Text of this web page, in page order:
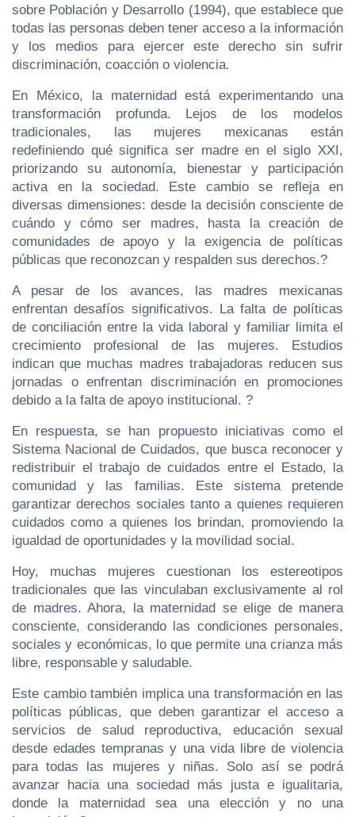
sobre Población y Desarrollo (1994), que establece que
todas las personas deben tener acceso a la información
y los medios para ejercer este derecho sin sufrir
discriminación, coacción o violencia.
En México, la maternidad está experimentando una
transformación profunda. Lejos de los modelos
tradicionales, las mujeres mexicanas están
redefiniendo qué significa ser madre en el siglo XXI,
priorizando su autonomía, bienestar y participación
activa en la sociedad. Este cambio se refleja en
diversas dimensiones: desde la decisión consciente de
cuándo y cómo ser madres, hasta la creación de
comunidades de apoyo y la exigencia de políticas
públicas que reconozcan y respalden sus derechos.?
A pesar de los avances, las madres mexicanas
enfrentan desafíos significativos. La falta de políticas
de conciliación entre la vida laboral y familiar limita el
crecimiento profesional de las mujeres. Estudios
indican que muchas madres trabajadoras reducen sus
jornadas o enfrentan discriminación en promociones
debido a la falta de apoyo institucional. ?
En respuesta, se han propuesto iniciativas como el
Sistema Nacional de Cuidados, que busca reconocer y
redistribuir el trabajo de cuidados entre el Estado, la
comunidad y las familias. Este sistema pretende
garantizar derechos sociales tanto a quienes requieren
cuidados como a quienes los brindan, promoviendo la
igualdad de oportunidades y la movilidad social.
Hoy, muchas mujeres cuestionan los estereotipos
tradicionales que las vinculaban exclusivamente al rol
de madres. Ahora, la maternidad se elige de manera
consciente, considerando las condiciones personales,
sociales y económicas, lo que permite una crianza más
libre, responsable y saludable.
Este cambio también implica una transformación en las
políticas públicas, que deben garantizar el acceso a
servicios de salud reproductiva, educación sexual
desde edades tempranas y una vida libre de violencia
para todas las mujeres y niñas. Solo así se podrá
avanzar hacia una sociedad más justa e igualitaria,
donde la maternidad sea una elección y no una